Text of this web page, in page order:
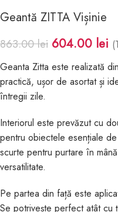
Geantă ZITTA Vișinie
863.00lei 604.00 lei
Geanta Zitta este realizată
practică, ușor de asortat și
întregii zile.
Interiorul este prevăzut cu
pentru obiectele esențiale
scurte pentru purtare în
versatilitate.
Pe partea din față este
Se potrivește perfect atât cu